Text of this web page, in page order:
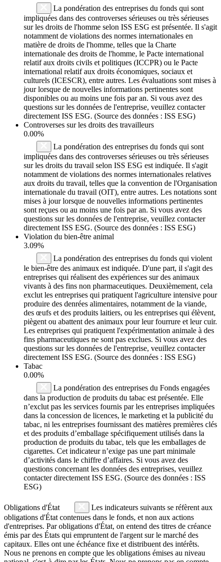
La pondération des entreprises du fonds qui sont
impliquées dans des controverses sérieuses ou très sérieuses
sur les droits de l'homme selon ISS ESG est présentée. Il s'agit
notamment de violations des normes internationales en
matière de droits de l'homme, telles que la Charte
internationale des droits de l'homme, le Pacte international
relatif aux droits civils et politiques (ICCPR) ou le Pacte
international relatif aux droits économiques, sociaux et
culturels (ICESCR), entre autres. Les évaluations sont mises à
jour lorsque de nouvelles informations pertinentes sont
disponibles ou au moins une fois par an. Si vous avez des
questions sur les données de l'entreprise, veuillez contacter
directement ISS ESG. (Source des données : ISS ESG)
Controverses sur les droits des travailleurs
0.00%
La pondération des entreprises du fonds qui sont
impliquées dans des controverses sérieuses ou très sérieuses
sur les droits du travail selon ISS ESG est indiquée. Il s'agit
notamment de violations des normes internationales relatives
aux droits du travail, telles que la convention de l'Organisation
internationale du travail (OIT), entre autres. Les notations sont
mises à jour lorsque de nouvelles informations pertinentes
sont reçues ou au moins une fois par an. Si vous avez des
questions sur les données de l'entreprise, veuillez contacter
directement ISS ESG. (Source des données : ISS ESG)
Violation du bien-être animal
3.09%
La pondération des entreprises du fonds qui violent
le bien-être des animaux est indiquée. D'une part, il s'agit des
entreprises qui réalisent des expériences sur des animaux
vivants à des fins non pharmaceutiques. Deuxièmement, cela
exclut les entreprises qui pratiquent l'agriculture intensive pour
produire des denrées alimentaires, notamment de la viande,
des œufs et des produits laitiers, ou les entreprises qui élèvent,
piègent ou abattent des animaux pour leur fourrure et leur cuir.
Les entreprises qui pratiquent l'expérimentation animale à des
fins pharmaceutiques ne sont pas exclues. Si vous avez des
questions sur les données de l'entreprise, veuillez contacter
directement ISS ESG. (Source des données : ISS ESG)
Tabac
0.00%
La pondération des entreprises du Fonds engagées
dans la production de produits du tabac est présentée. Elle
n’exclut pas les services fournis par les entreprises impliquées
dans la concession de licences, le marketing et la publicité du
tabac, ni les entreprises fournissant des matières premières clés
et des produits d’emballage spécifiquement utilisés dans la
production de produits du tabac, tels que les emballages de
cigarettes. Cet indicateur n’exige pas une part minimale
d’activités dans le chiffre d’affaires. Si vous avez des
questions concernant les données des entreprises, veuillez
contacter directement ISS ESG. (Source des données : ISS
ESG)
Obligations d'État
Les indicateurs suivants se réfèrent aux
obligations d'État contenues dans le fonds, et non aux actions
d'entreprises. Par obligations d'État, on entend des titres de créance
émis par des États qui empruntent de l'argent sur le marché des
capitaux. Elles ont une échéance fixe et distribuent des intérêts.
Nous ne prenons en compte que les obligations émises au niveau